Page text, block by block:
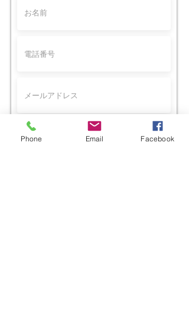
Phone Email Facebook